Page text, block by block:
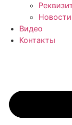
Новости
Видео
Контакты